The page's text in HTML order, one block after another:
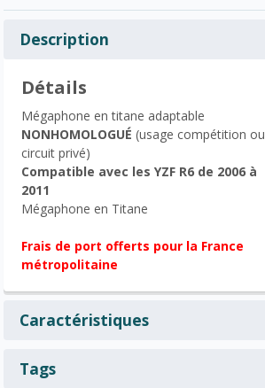
Description
Détails
Mégaphone en titane adaptable
NONHOMOLOGUÉ (usage compétition ou
circuit privé)
Compatible avec les YZF R6 de 2006 à
2011
Mégaphone en Titane
Frais de port offerts pour la France
métropolitaine
Caractéristiques
Tags